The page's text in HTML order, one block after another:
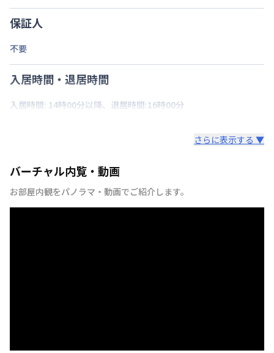
保証人
不要
入居時間・退居時間
入居時間: 14時00分以降、退居時間:16時00分
さらに表示する ▼
バーチャル内覧・動画
お部屋内観をパノラマ・動画でご紹介します。